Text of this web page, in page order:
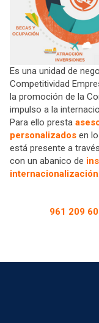
Es una unidad de
Competitividad
la promoción de la
impulso a la
Para ello presta
personalizados en
está presente a
con un abanico de
internacionalización.
961 209